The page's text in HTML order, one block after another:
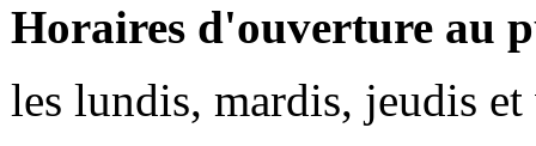
Horaires d'ouverture au
les lundis, mardis, jeudis et